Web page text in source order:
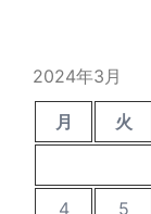
2024年3月
月 火
4
5